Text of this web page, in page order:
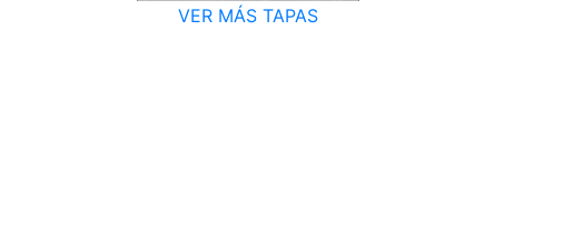
VER MÁS TAPAS